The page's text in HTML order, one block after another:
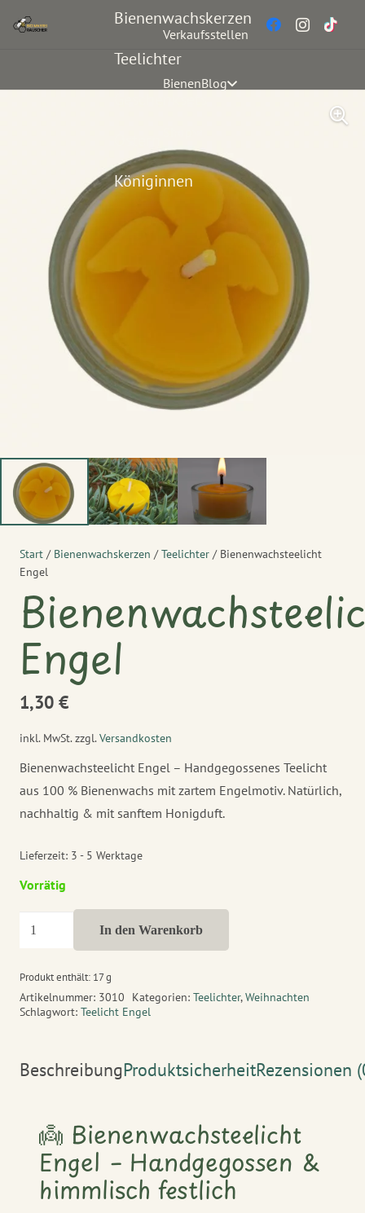
Verkaufsstellen
BienenBlog
Bienenwachskerzen
Teelichter
Königinnen
Start / Bienenwachskerzen /Teelichter / Bienenwachsteelicht
Engel
Engel
1,30 €
inkl. MwSt. zzgl.Versandkosten
Bienenwachsteelicht Engel – Handgegossenes Teelicht
aus 100 % Bienenwachs mit zartem Engelmotiv. Natürlich,
nachhaltig & mit sanftem Honigduft.
Lieferzeit: 3 - 5 Werktage
Vorrätig
BienenwachsteelichtIn den Warenkorb
Produkt enthält: 17g
Artikelnummer: 3010 Kategorien: Teelichter,Weihnachten
Schlagwort: Teelicht Engel
BeschreibungProduktsicherheitRezensionen
👼 Bienenwachsteelicht
Engel – Handgegossen &
himmlisch festlich